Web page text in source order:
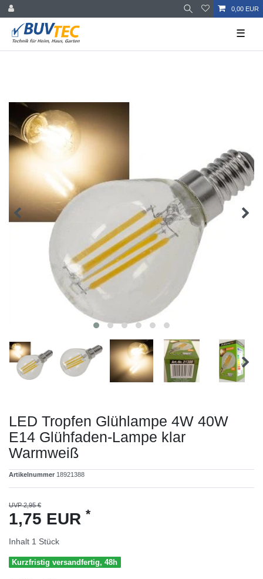
0,00 EUR
☰
LED Tropfen Glühlampe 4W 40W
E14 Glühfaden-Lampe klar
Warmweiß
Artikelnummer 18921388
UVP 2,95 €
1,75 EUR *
Inhalt 1 Stück
Kurzfristig versandfertig, 48h